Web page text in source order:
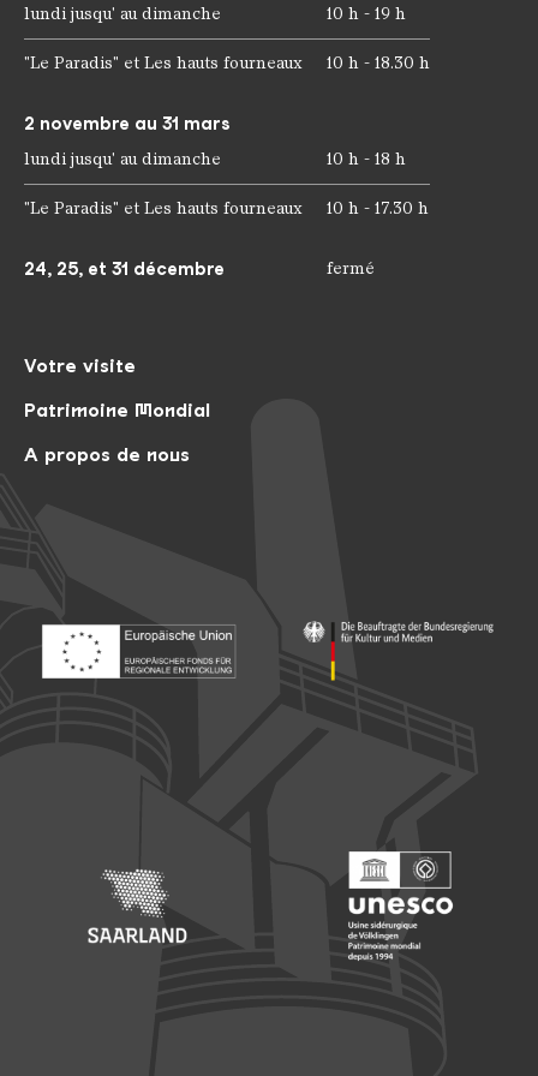
Votre visite
Patrimoine Mondial
A propos de nous
lundi jusqu' au dimanche 10 h - 19 h
"Le Paradis" et Les hauts fourneaux 10 h - 18.30 h
2 novembre au 31 mars
lundi jusqu' au dimanche 10 h - 18 h
"Le Paradis" et Les hauts fourneaux 10 h - 17.30 h
24, 25, et 31 décembre fermé